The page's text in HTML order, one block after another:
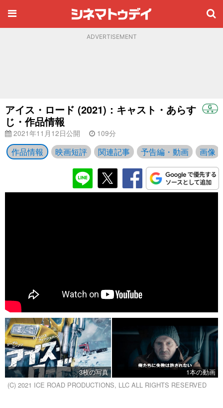
ADVERTISEMENT
アイス・ロード (2021)：キャスト・あらす
じ・作品情報
2021年11月12日公開 109分
作品情報 映画短評 関連記事 予告編・動画 画像
3枚の写真
1本の動画
(C) 2021 ICE ROAD PRODUCTIONS, LLC ALL RIGHTS RESERVED